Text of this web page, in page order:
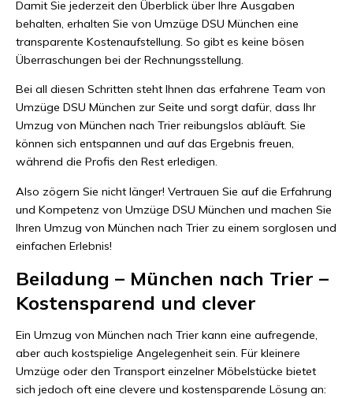
Damit Sie jederzeit den Überblick über Ihre Ausgaben
behalten, erhalten Sie von Umzüge DSU München eine
transparente Kostenaufstellung. So gibt es keine bösen
Überraschungen bei der Rechnungsstellung.
Bei all diesen Schritten steht Ihnen das erfahrene Team von
Umzüge DSU München zur Seite und sorgt dafür, dass Ihr
Umzug von München nach Trier reibungslos abläuft. Sie
können sich entspannen und auf das Ergebnis freuen,
während die Profis den Rest erledigen.
Also zögern Sie nicht länger! Vertrauen Sie auf die Erfahrung
und Kompetenz von Umzüge DSU München und machen Sie
Ihren Umzug von München nach Trier zu einem sorglosen und
einfachen Erlebnis!
Beiladung – München nach Trier –
Kostensparend und clever
Ein Umzug von München nach Trier kann eine aufregende,
aber auch kostspielige Angelegenheit sein. Für kleinere
Umzüge oder den Transport einzelner Möbelstücke bietet
sich jedoch oft eine clevere und kostensparende Lösung an: